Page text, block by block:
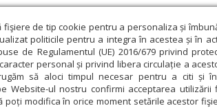
fişiere de tip cookie pentru a personaliza și
politicile pentru a integra în acestea și în
de Regulamentul (UE) 2016/679 privind
personal și privind libera circulație a
să aloci timpul necesar pentru a citi și
Website-ul nostru confirmi acceptarea
poți modifica în orice moment setările acestor
și spiritualitate Educaţie și